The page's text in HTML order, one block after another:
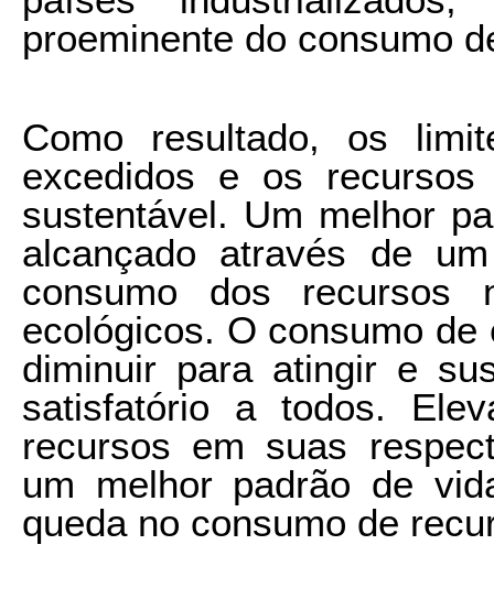
proeminente do consumo
Como resultado, os
excedidos e os
sustentável. Um melhor
alcançado através de
consumo dos recursos
ecológicos. O consumo
diminuir para atingir e
satisfatório a todos.
recursos em suas
um melhor padrão de
queda no consumo de